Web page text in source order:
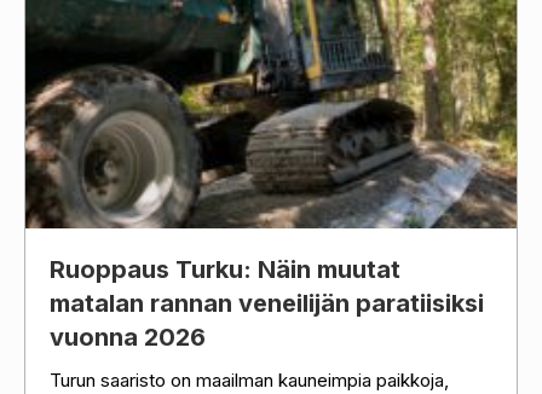
Ruoppaus Turku: Näin muutat
matalan rannan veneilijän paratiisiksi
vuonna 2026
Turun saaristo on maailman kauneimpia paikkoja,